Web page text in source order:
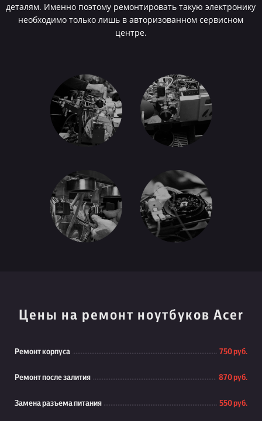
деталям. Именно поэтому ремонтировать такую электронику
необходимо только лишь в авторизованном сервисном
центре.
Цены на ремонт ноутбуков Acer
Ремонт корпуса 750 руб.
Ремонт после залития 870 руб.
Замена разъема питания 550 руб.